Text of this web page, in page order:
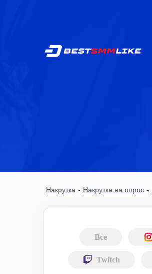
Накрутка - Накрутка на опрос -
Все
Twitch